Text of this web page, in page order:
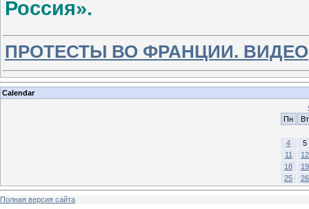
Россия».
ПРОТЕСТЫ ВО ФРАНЦИИ. ВИДЕО
Calendar
Пн
Вт
4
5
11
12
18
19
25
26
Полная версия сайта